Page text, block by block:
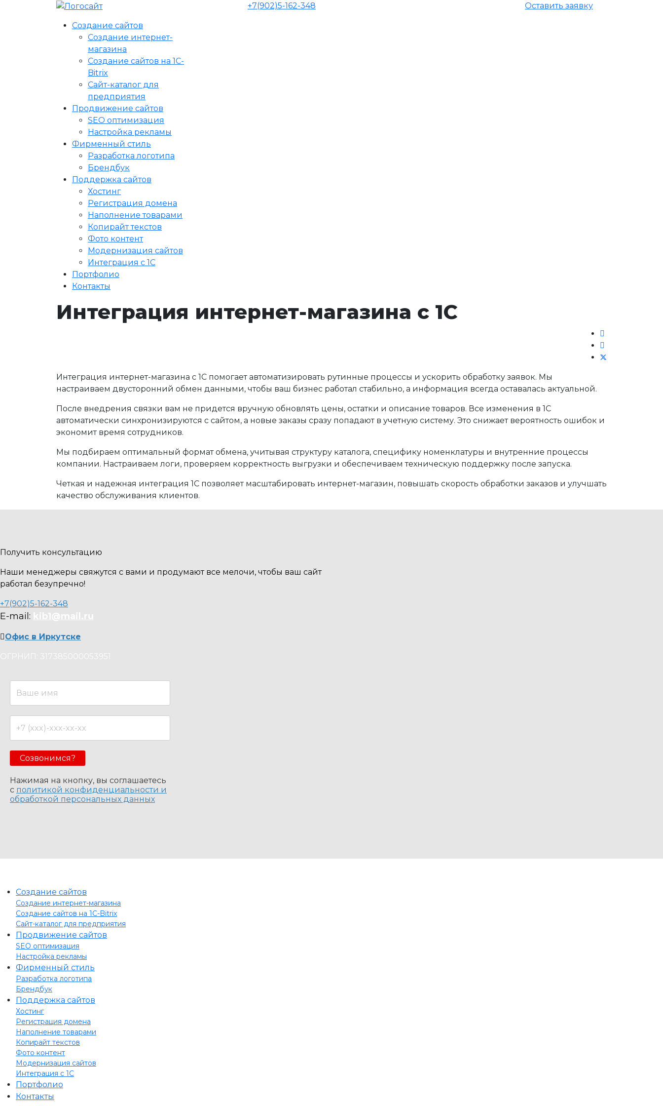
+7(902)5-162-348 Оставить заявку
Создание сайтов
Создание интернет-
магазина
Создание сайтов на 1C-
Bitrix
Сайт-каталог для
предприятия
Продвижение сайтов
SEO оптимизация
Настройка рекламы
Фирменный стиль
Разработка логотипа
Брендбук
Поддержка сайтов
Хостинг
Регистрация домена
Наполнение товарами
Копирайт текстов
Фото контент
Модернизация сайтов
Интеграция с 1С
Портфолио
Контакты
Интеграция интернет-магазина с 1С
Интеграция интернет-магазина с 1С помогает автоматизировать рутинные процессы и ускорить обработку заявок. Мы
настраиваем двусторонний обмен данными, чтобы ваш бизнес работал стабильно, а информация всегда оставалась актуальной.
После внедрения связки вам не придется вручную обновлять цены, остатки и описание товаров. Все изменения в 1С
автоматически синхронизируются с сайтом, а новые заказы сразу попадают в учетную систему. Это снижает вероятность ошибок и
экономит время сотрудников.
Мы подбираем оптимальный формат обмена, учитывая структуру каталога, специфику номенклатуры и внутренние процессы
компании. Настраиваем логи, проверяем корректность выгрузки и обеспечиваем техническую поддержку после запуска.
Четкая и надежная интеграция 1С позволяет масштабировать интернет-магазин, повышать скорость обработки заказов и улучшать
качество обслуживания клиентов.
Получить консультацию
Наши менеджеры свяжутся с вами и продумают все мелочи, чтобы ваш сайт
работал безупречно!
+7(902)5-162-348
E-mail: kib1@mail.ru
Офис в Иркутске
ОГРНИП: 317385000053951
Созвонимся?
Нажимая на кнопку, вы соглашаетесь
с политикой конфиденциальности и
обработкой персональных данных
Создание сайтов
Создание интернет-магазина
Создание сайтов на 1C-Bitrix
Сайт-каталог для предприятия
Продвижение сайтов
SEO оптимизация
Настройка рекламы
Фирменный стиль
Разработка логотипа
Брендбук
Поддержка сайтов
Хостинг
Регистрация домена
Наполнение товарами
Копирайт текстов
Фото контент
Модернизация сайтов
Интеграция с 1С
Портфолио
Контакты